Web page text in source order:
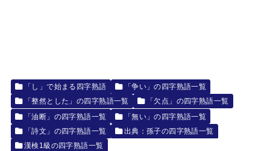
「し」で始まる四字熟語
「争い」の四字熟語一覧
「整然とした」の四字熟語一覧
「欠点」の四字熟語一覧
「油断」の四字熟語一覧
「無い」の四字熟語一覧
「詩文」の四字熟語一覧
出典：孫子の四字熟語一覧
漢検1級の四字熟語一覧